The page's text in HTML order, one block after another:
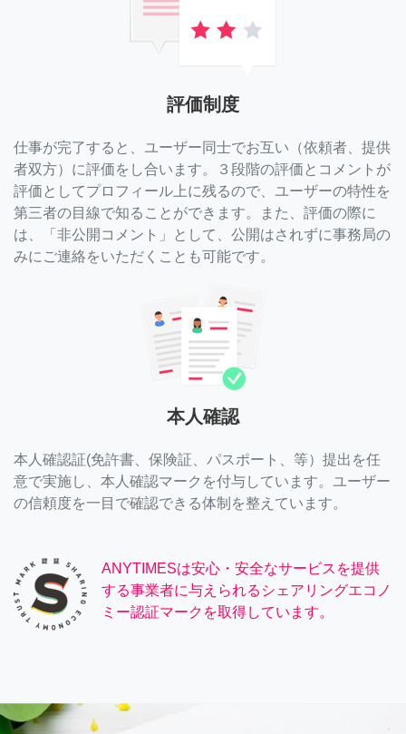
評価制度
仕事が完了すると、ユーザー同士でお互い（依頼者、提供
者双方）に評価をし合います。３段階の評価とコメントが
評価としてプロフィール上に残るので、ユーザーの特性を
第三者の目線で知ることができます。また、評価の際に
は、「非公開コメント」として、公開はされずに事務局の
みにご連絡をいただくことも可能です。
本人確認
本人確認証(免許書、保険証、パスポート、等）提出を任
意で実施し、本人確認マークを付与しています。ユーザー
の信頼度を一目で確認できる体制を整えています。
ANYTIMESは安心・安全なサービスを提供
する事業者に与えられるシェアリングエコノ
ミー認証マークを取得しています。